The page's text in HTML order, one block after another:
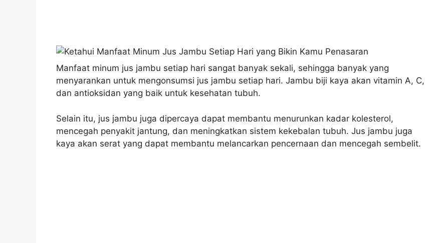
Manfaat minum jus jambu setiap hari sangat banyak sekali, sehingga banyak yang
menyarankan untuk mengonsumsi jus jambu setiap hari. Jambu biji kaya akan vitamin A, C,
dan antioksidan yang baik untuk kesehatan tubuh.
Selain itu, jus jambu juga dipercaya dapat membantu menurunkan kadar kolesterol,
mencegah penyakit jantung, dan meningkatkan sistem kekebalan tubuh. Jus jambu juga
kaya akan serat yang dapat membantu melancarkan pencernaan dan mencegah sembelit.